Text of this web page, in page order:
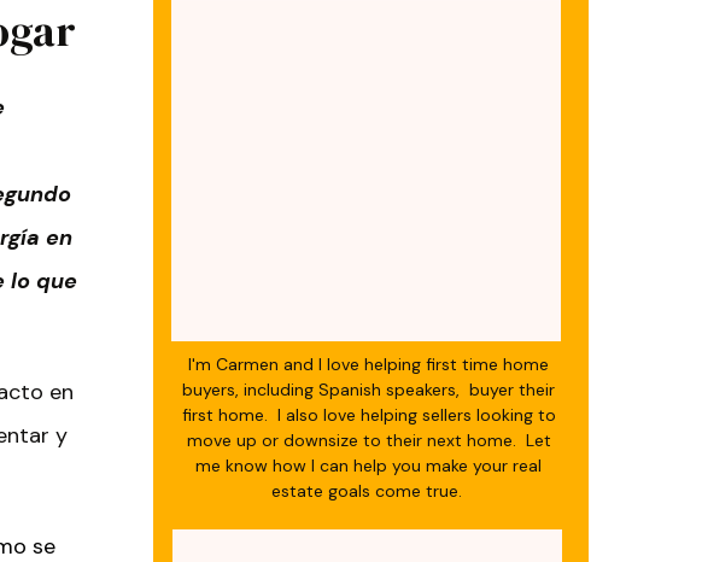
en
lo que
en
y
se
I'm Carmen and I love helping first time home
buyers, including Spanish speakers, buyer their
first home. I also love helping sellers looking to
move up or downsize to their next home. Let
me know how I can help you make your real
estate goals come true.